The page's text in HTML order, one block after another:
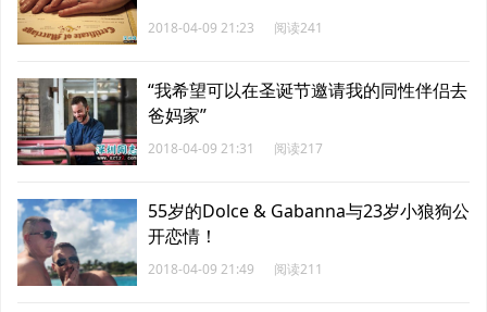
2018-04-09 21:23 阅读241
“我希望可以在圣诞节邀请我的同性伴侣去
爸妈家”
2018-04-09 21:31 阅读217
55岁的Dolce & Gabanna与23岁小狼狗公
开恋情！
2018-04-09 21:49 阅读211